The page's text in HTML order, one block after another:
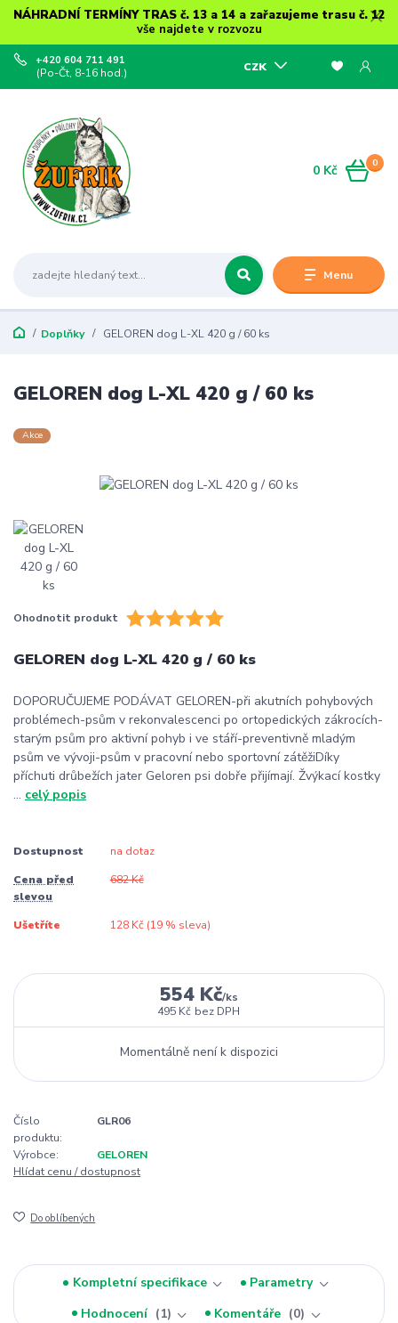
NÁHRADNÍ TERMÍNY TRAS č. 13 a 14 a zařazujeme trasu č. 12
vše najdete v rozvozu
Menu
CZK
+420 604 711 491
(Po-Čt, 8-16 hod.)
0
0 Kč
Doplňky GELOREN dog L-XL 420 g / 60 ks
GELOREN dog L-XL 420 g / 60 ks
Akce
Ohodnotit produkt
GELOREN dog L-XL 420 g / 60 ks
DOPORUČUJEME PODÁVAT GELOREN-při akutních pohybových
problémech-psům v rekonvalescenci po ortopedických zákrocích-
starým psům pro aktivní pohyb i ve stáří-preventivně mladým
psům ve vývoji-psům v pracovní nebo sportovní zátěžiDíky
příchuti drůbežích jater Geloren psi dobře přijímají. Žvýkací kostky
... celý popis
Dostupnost na dotaz
Cena před
slevou
682 Kč
Ušetříte 128 Kč (19% sleva)
554 Kč/ks
495 Kč bez DPH
Momentálně není k dispozici
Číslo
produktu:
GLR06
Výrobce:
GELOREN
Hlídat cenu / dostupnost
Do oblíbených
Kompletní specifikace
Parametry
Hodnocení
1 Komentáře 0